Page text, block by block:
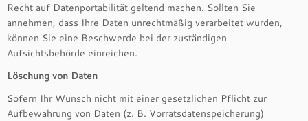
Recht auf Datenportabilität geltend machen. Sollten Sie
annehmen, dass Ihre Daten unrechtmäßig verarbeitet wurden,
können Sie eine Beschwerde bei der zuständigen
Aufsichtsbehörde einreichen.
Löschung von Daten
Sofern Ihr Wunsch nicht mit einer gesetzlichen Pflicht zur
Aufbewahrung von Daten (z. B. Vorratsdatenspeicherung)